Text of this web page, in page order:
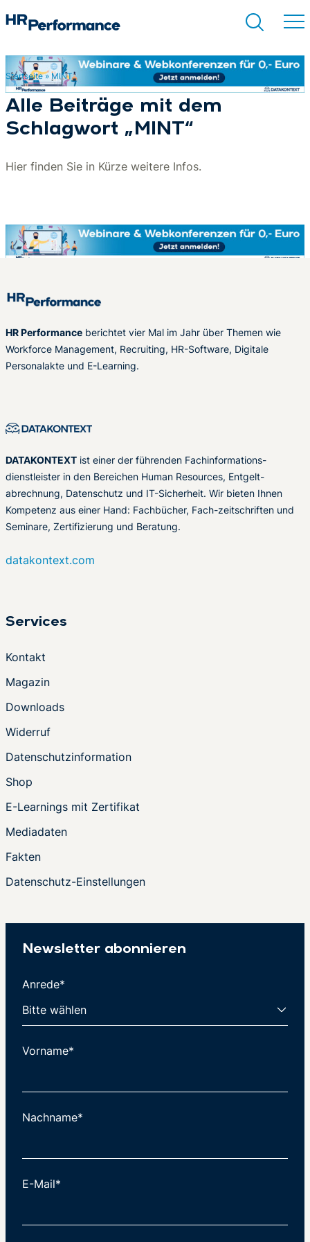
Suchen
Startseite» MINT
Alle Beiträge mit dem
Schlagwort „MINT“
Hier finden Sie in Kürze weitere Infos.
HR Performance berichtet vier Mal im Jahr über Themen wie
Workforce Management, Recruiting, HR-Software, Digitale
Personalakte und E-Learning.
DATAKONTEXT ist einer der führenden Fachinformations-
dienstleister in den Bereichen Human Resources, Entgelt-
abrechnung, Datenschutz und IT-Sicherheit. Wir bieten Ihnen
Kompetenz aus einer Hand: Fachbücher, Fach-zeitschriften und
Seminare, Zertifizierung und Beratung.
datakontext.com
Services
Kontakt
Magazin
Downloads
Widerruf
Datenschutzinformation
Shop
E-Learnings mit Zertifikat
Mediadaten
Fakten
Datenschutz-Einstellungen
Newsletter abonnieren
Anrede*
Vorname*
Nachname*
E-Mail*